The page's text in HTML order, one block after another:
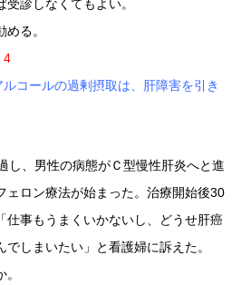
診しなくてもよい。
る。
4
ールの過剰摂取は、肝障害を引き
、男性の病態がＣ型慢性肝炎へと進
ェロン療法が始まった。治療開始後30
仕事もうまくいかないし、どうせ肝癌
しまいたい」と看護婦に訴えた。